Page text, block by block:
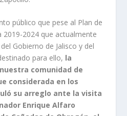
público que pese al Plan de
2019-2024 que actualmente
Gobierno de Jalisco y del
para ello, la
comunidad de
considerada en los
su arreglo ante la visita
Enrique Alfaro